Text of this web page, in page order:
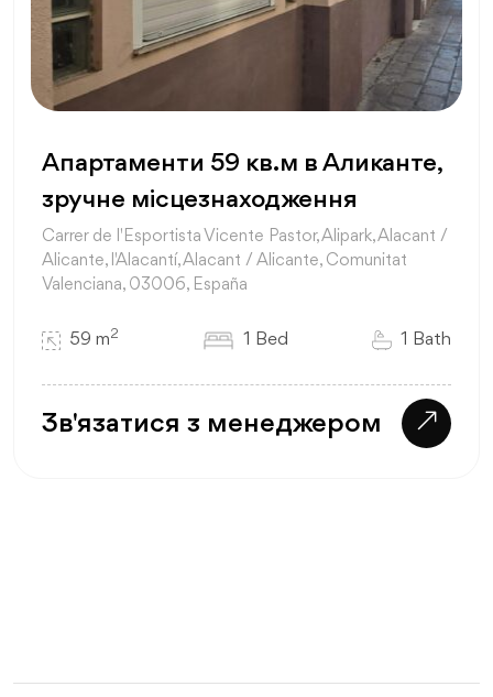
Апартаменти 59 кв.м в Аликанте,
зручне місцезнаходження
Carrer de l'Esportista Vicente Pastor, Alipark, Alacant /
Alicante, l'Alacantí, Alacant / Alicante, Comunitat
Valenciana, 03006, España
59 m2 1 Bed 1 Bath
Зв'язатися з менеджером